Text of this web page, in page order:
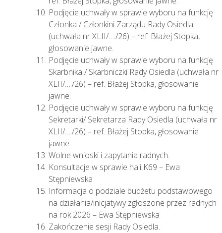
Podjęcie uchwały w sprawie wyboru na funkcję
Członka / Członkini Zarządu Rady Osiedla
(uchwała nr XLII/…./26) – ref. Błażej Stopka,
głosowanie jawne.
Podjęcie uchwały w sprawie wyboru na funkcję
Skarbnika / Skarbniczki Rady Osiedla (uchwała nr
XLII/…./26) – ref. Błażej Stopka, głosowanie
jawne.
Podjęcie uchwały w sprawie wyboru na funkcję
Sekretarki/ Sekretarza Rady Osiedla (uchwała nr
XLII/…./26) – ref. Błażej Stopka, głosowanie
jawne.
Wolne wnioski i zapytania radnych.
Konsultacje w sprawie hali K69 – Ewa
Stępniewska
Informacja o podziale budżetu podstawowego
na działania/inicjatywy zgłoszone przez radnych
na rok 2026 – Ewa Stępniewska
Zakończenie sesji Rady Osiedla.